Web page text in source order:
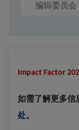
编辑委员会
Impact Factor
如需了解更多信
处。